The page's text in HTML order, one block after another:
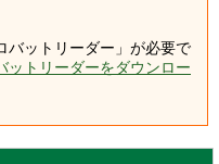
バットリーダー」が必要で
ットリーダーをダウンロー